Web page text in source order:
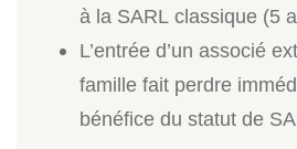
à la SARL classique (5
L’entrée d’un associé
famille fait perdre
bénéfice du statut de